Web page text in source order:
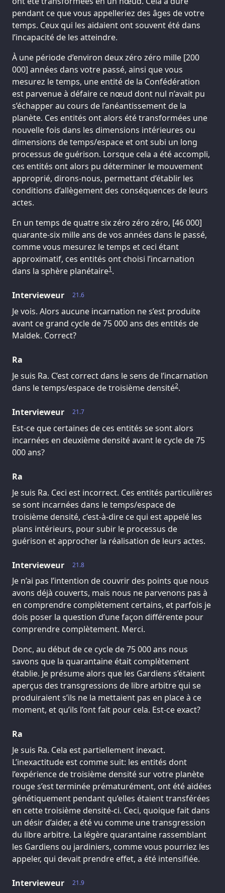
pendant ce que vous appelleriez des âges de votre
temps. Ceux qui les aidaient ont souvent été dans
l’incapacité de les atteindre.
À une période d’environ deux zéro zéro mille [200
000] années dans votre passé, ainsi que vous
mesurez le temps, une entité de la Confédération
est parvenue à défaire ce nœud dont nul n’avait pu
s’échapper au cours de l’anéantissement de la
planète. Ces entités ont alors été transformées une
nouvelle fois dans les dimensions intérieures ou
dimensions de temps/espace et ont subi un long
processus de guérison. Lorsque cela a été accompli,
ces entités ont alors pu déterminer le mouvement
approprié, dirons-nous, permettant d’établir les
conditions d’allègement des conséquences de leurs
actes.
En un temps de quatre six zéro zéro zéro, [46 000]
quarante-six mille ans de vos années dans le passé,
comme vous mesurez le temps et ceci étant
approximatif, ces entités ont choisi l’incarnation
dans la sphère planétaire1.
21.6
Intervieweur
Je vois. Alors aucune incarnation ne s’est produite
avant ce grand cycle de 75 000 ans des entités de
Maldek. Correct?
Ra
Je suis Ra. C’est correct dans le sens de l’incarnation
dans le temps/espace de troisième densité2.
21.7
Intervieweur
Est-ce que certaines de ces entités se sont alors
incarnées en deuxième densité avant le cycle de 75
000 ans?
Ra
Je suis Ra. Ceci est incorrect. Ces entités particulières
se sont incarnées dans le temps/espace de
troisième densité, c’est-à-dire ce qui est appelé les
plans intérieurs, pour subir le processus de
guérison et approcher la réalisation de leurs actes.
21.8
Intervieweur
Je n’ai pas l’intention de couvrir des points que nous
avons déjà couverts, mais nous ne parvenons pas à
en comprendre complètement certains, et parfois je
dois poser la question d’une façon différente pour
comprendre complètement. Merci.
Donc, au début de ce cycle de 75 000 ans nous
savons que la quarantaine était complètement
établie. Je présume alors que les Gardiens s’étaient
aperçus des transgressions de libre arbitre qui se
produiraient s’ils ne la mettaient pas en place à ce
moment, et qu’ils l’ont fait pour cela. Est-ce exact?
Ra
Je suis Ra. Cela est partiellement inexact.
L’inexactitude est comme suit: les entités dont
l’expérience de troisième densité sur votre planète
rouge s’est terminée prématurément, ont été aidées
génétiquement pendant qu’elles étaient transférées
en cette troisième densité-ci. Ceci, quoique fait dans
un désir d’aider, a été vu comme une transgression
du libre arbitre. La légère quarantaine rassemblant
les Gardiens ou jardiniers, comme vous pourriez les
appeler, qui devait prendre effet, a été intensifiée.
21.9
Intervieweur